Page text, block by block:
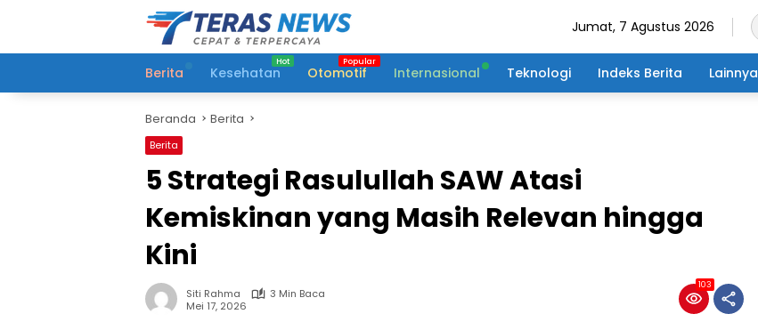
Jumat, 7 Agustus 2026
Berita Kesehatan Otomotif Internasional Teknologi Indeks Berita Lainnya
Beranda Berita
Berita
5 Strategi Rasulullah SAW Atasi
Kemiskinan yang Masih Relevan hingga
Kini
Siti Rahma
3 Min Baca
Mei 17, 2026
103